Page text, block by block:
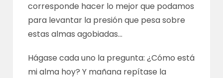
corresponde hacer lo mejor que podamos
para levantar la presión que pesa sobre
estas almas agobiadas…
Hágase cada uno la pregunta: ¿Cómo está
mi alma hoy? Y mañana repítase la